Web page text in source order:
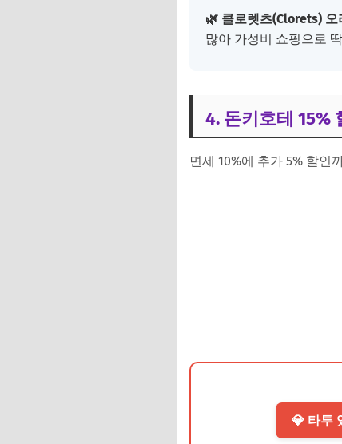
🌿 클로렛츠(Clorets) 오
많아 가성비 쇼핑으로
4. 돈키호테 15%
면세 10%에 추가 5% 할인
💎 타투